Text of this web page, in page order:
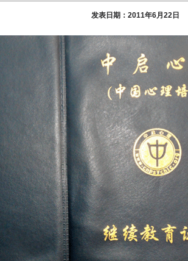
发表日期：2011年6月22日